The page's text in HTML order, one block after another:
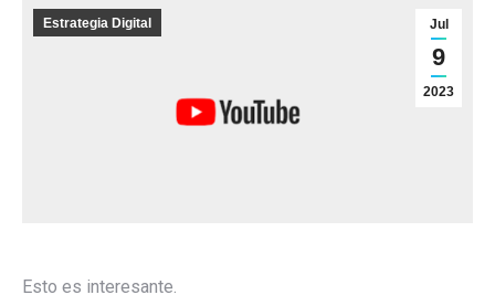
Jul
9
2023
Estrategia Digital
Esto es interesante.